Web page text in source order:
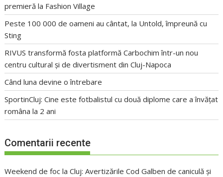
premieră la Fashion Village
Peste 100 000 de oameni au cântat, la Untold, împreună cu
Sting
RIVUS transformă fosta platformă Carbochim într-un nou
centru cultural și de divertisment din Cluj-Napoca
Când luna devine o întrebare
SportinCluj: Cine este fotbalistul cu două diplome care a învățat
româna la 2 ani
Comentarii recente
Weekend de foc la Cluj: Avertizările Cod Galben de caniculă și